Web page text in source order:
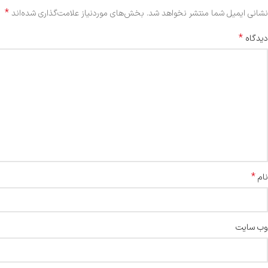
نشانی ایمیل شما منتشر نخواهد شد. بخش‌های موردنیاز علامت‌گذاری شده‌اند*
دیدگاه *
نام*
وب‌ سایت